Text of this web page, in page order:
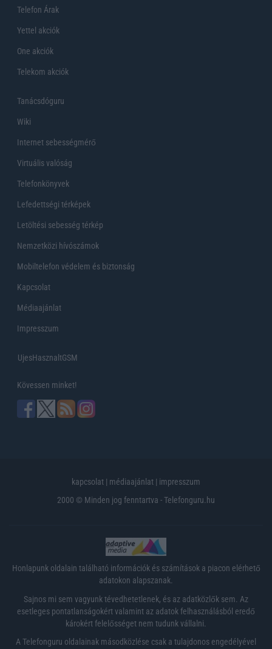
Telefon Árak
Yettel akciók
One akciók
Telekom akciók
Tanácsdóguru
Wiki
Internet sebességmérő
Virtuális valóság
Telefonkönyvek
Lefedettségi térképek
Letöltési sebesség térkép
Nemzetközi hívószámok
Mobiltelefon védelem és biztonság
Kapcsolat
Médiaajánlat
Impresszum
UjesHasznaltGSM
Kövessen minket!
kapcsolat | médiaajánlat | impresszum
2000 © Minden jog fenntartva - Telefonguru.hu
Honlapunk oldalain található információk és számítások a piacon elérhető
adatokon alapszanak.
Sajnos mi sem vagyunk tévedhetetlenek, és az adatközlők sem. Az
esetleges pontatlanságokért valamint az adatok felhasználásból eredő
károkért felelősséget nem tudunk vállalni.
A Telefonguru oldalainak másodközlése csak a tulajdonos engedélyével